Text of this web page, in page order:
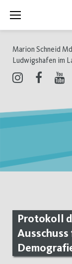
Inhalt
Marion Schneid
Ludwigshafen im
Protokoll